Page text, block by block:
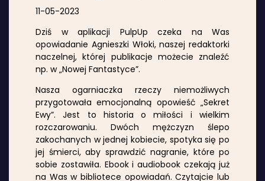
11-05-2023
Dziś w aplikacji PulpUp czeka na Was
opowiadanie Agnieszki Włoki, naszej redaktorki
naczelnej, której publikacje możecie znaleźć
np. w „Nowej Fantastyce”.
Nasza ogarniaczka rzeczy niemożliwych
przygotowała emocjonalną opowieść „Sekret
Ewy”. Jest to historia o miłości i wielkim
rozczarowaniu. Dwóch mężczyzn ślepo
zakochanych w jednej kobiecie, spotyka się po
jej śmierci, aby sprawdzić nagranie, które po
sobie zostawiła. Ebook i audiobook czekają już
na Was w bibliotece opowiadań. Czytajcie lub